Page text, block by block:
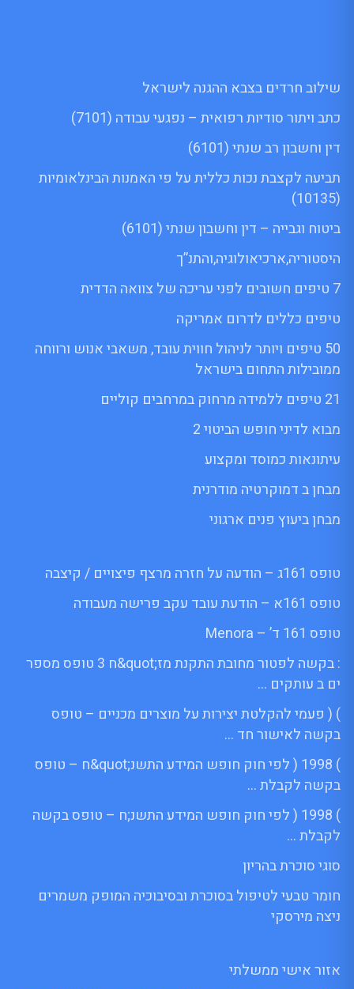
שילוב חרדים בצבא ההגנה לישראל
כתב ויתור סודיות רפואית – נפגעי עבודה (7101)
דין וחשבון רב שנתי (6101)
תביעה לקצבת נכות כללית על פי האמנות הבינלאומיות
(10135)
ביטוח וגבייה – דין וחשבון שנתי (6101)
היסטוריה,ארכיאולוגיה,והתנ”ך
7 טיפים חשובים לפני עריכה של צוואה הדדית
טיפים כללים לדרום אמריקה
50 טיפים ויותר לניהול חווית עובד, משאבי אנוש ורווחה
ממובילות התחום בישראל
21 טיפים ללמידה מרחוק במרחבים קוליים
מבוא לדיני חופש הביטוי 2
עיתונאות כמוסד ומקצוע
מבחן ב דמוקרטיה מודרנית
מבחן ביעוץ פנים ארגוני
טופס 161ג – הודעה על חזרה מרצף פיצויים / קיצבה
טופס 161א – הודעת עובד עקב פרישה מעבודה
טופס 161 ד’ – Menora
: בקשה לפטור מחובת התקנת מז;quot&ח 3 טופס מספר
ים ב עותקים …
) ( פעמי להקלטת יצירות על מוצרים מכניים – טופס
בקשה לאישור חד …
) 1998 ( לפי חוק חופש המידע התשנ;quot&ח – טופס
בקשה לקבלת …
) 1998 ( לפי חוק חופש המידע התשנ;ח – טופס בקשה
לקבלת …
סוגי סוכרת בהריון
חומר טבעי לטיפול בסוכרת ובסיבוכיה המופק משמרים
ניצה מירסקי
אזור אישי ממשלתי